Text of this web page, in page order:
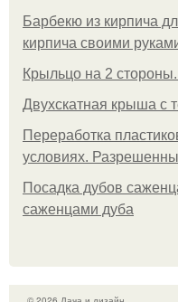
Барбекю из кирпича
кирпича своими
Крыльцо на 2
Двухскатная крыша с
Переработка
условиях.
Посадка дубов
саженцами дуба